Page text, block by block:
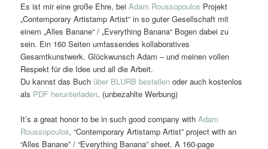
Es ist mir eine große Ehre, beiAdam Roussopoulos Projekt
„Contemporary Artistamp Artist“ in so guter Gesellschaft mit
einem „Alles Banane“ / „Everything Banana“ Bogen dabei zu
sein. Ein 160 Seiten umfassendes kollaboratives
Gesamtkunstwerk. Glückwunsch Adam – und meinen vollen
Respekt für die Idee und all die Arbeit.
Du kannst das Buch über BLURB bestellen oder auch kostenlos
als PDF herunterladen. (unbezahlte Werbung)
It’s a great honor to be in such good company withAdam
Roussopoulos‚ “Contemporary Artistamp Artist” project with an
“Alles Banane” / “Everything Banana” sheet. A 160-page